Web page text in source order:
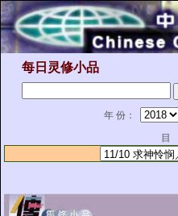
每日灵修小品
年 份：